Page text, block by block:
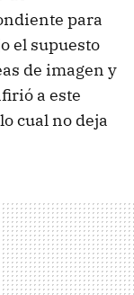
para
el supuesto
de imagen y
a este
cual no deja